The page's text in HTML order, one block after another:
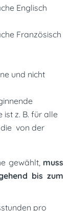
Englisch
Französisch
und nicht
ist z. B. für alle
die von der
gewählt, muss
bis zum
pro